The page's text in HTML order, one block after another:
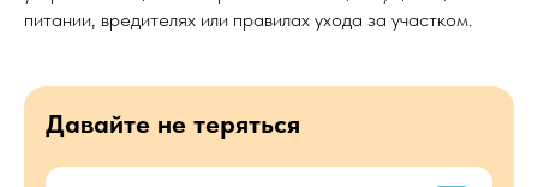
питании, вредителях или правилах ухода за участком.
Давайте не теряться